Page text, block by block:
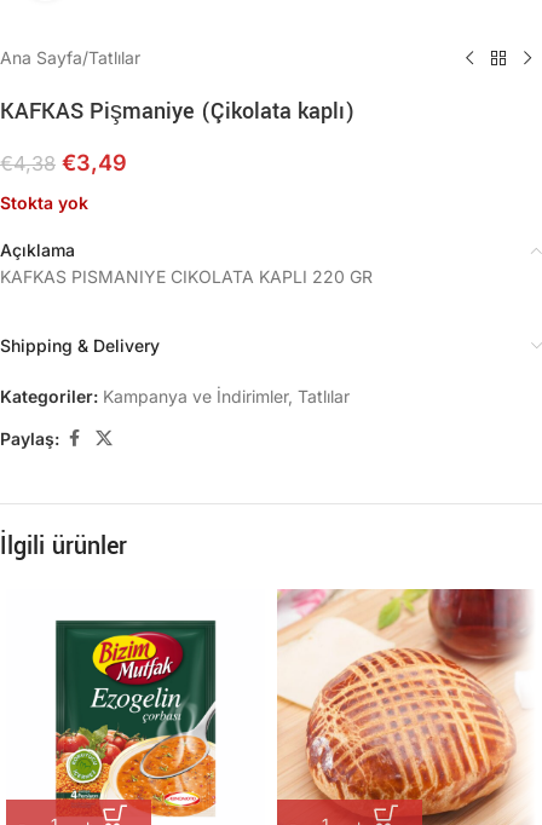
Ana Sayfa/Tatlılar
KAFKAS Pişmaniye (Çikolata kaplı)
€4,38 €3,49
Stokta yok
Açıklama
KAFKAS PISMANIYE CIKOLATA KAPLI 220 GR
Shipping & Delivery
Kategoriler: Kampanya ve İndirimler, Tatlılar
Paylaş:
İlgili ürünler